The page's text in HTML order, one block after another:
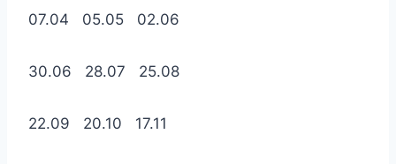
07.04 05.05 02.06
30.06 28.07 25.08
22.09 20.10 17.11